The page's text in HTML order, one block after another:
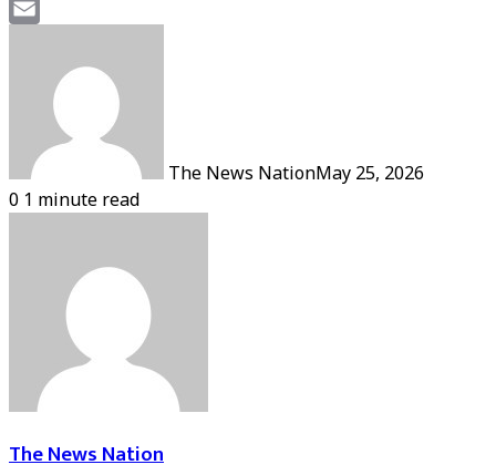
Mastodon
The News NationMay 25, 2026
0 1 minute read
The News Nation